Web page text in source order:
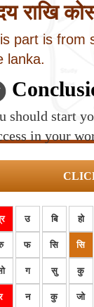
राखि
part is from
lanka.
should start
in your
उ बि हो
फ सि सि
ग सु कु
न कु जो